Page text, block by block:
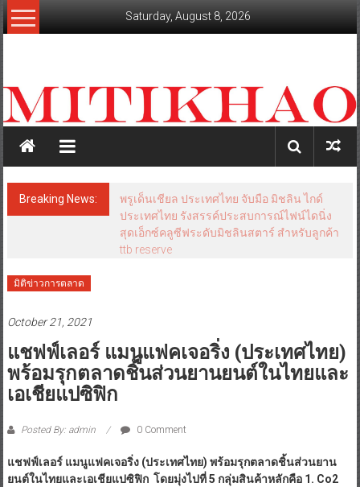
Skip
to
Saturday, August 8, 2026
สะท้อน
ลึก
เหลี่ยม
มุม
เศรษฐกิจ-
การเมือง-
Breaking News:
พรูเด็นเชียล ประเทศไทย จับมือ มิชลิน ไกด์
ประเทศไทย รังสรรค์ประสบการณ์ไฟน์ไดนิ่ง
สุดเอ็กซ์คลูซีฟระดับมิชลินสตาร์ สำหรับลูกค้า
ttb reserve
มิติข่าวการตลาด
October 21, 2021
แชฟฟ์เลอร์ แมนูแฟคเจอริ่ง (ประเทศไทย)
พร้อมรุกตลาดชิ้นส่วนยานยนต์ในไทยและ
เอเชียแปซิฟิก
Posted By: admin 0 Comment
แชฟฟ์เลอร์ แมนูแฟคเจอริ่ง (ประเทศไทย) พร้อมรุกตลาดชิ้นส่วนยาน
ยนต์ในไทยและเอเชียแปซิฟิก โดยมุ่งไปที่5 กลุ่มสินค้าหลักคือ 1. Co2